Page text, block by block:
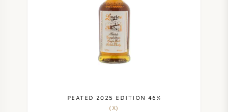
PEATED 2025 EDITION 46%
(X)